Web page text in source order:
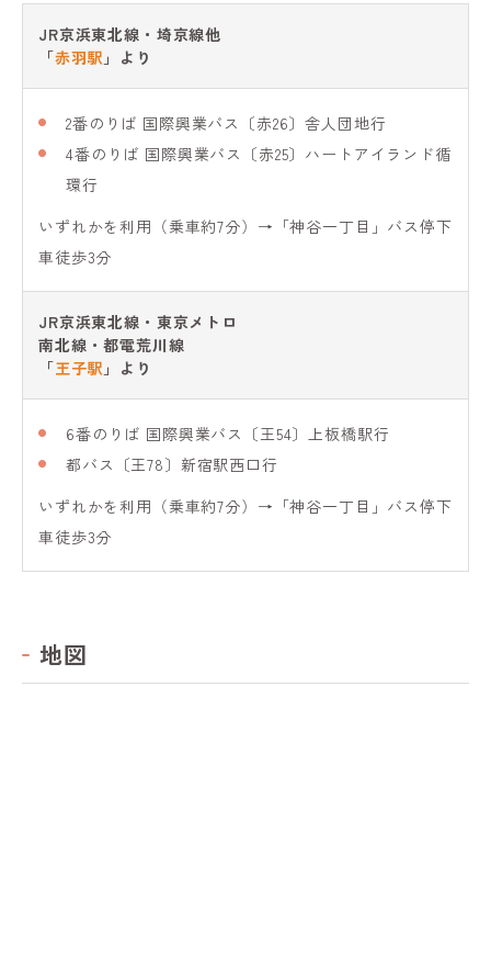
JR京浜東北線・埼京線他
「赤羽駅 」より
2番のりば 国際興業バス〔赤26〕舎人団地行
4番のりば 国際興業バス〔赤25〕ハートアイランド循
環行
いずれかを利用（乗車約7分）→「神谷一丁目」バス停下
車徒歩3分
JR京浜東北線・東京メトロ
南北線・都電荒川線
「王子駅 」より
6番のりば 国際興業バス〔王54〕上板橋駅行
都バス〔王78〕新宿駅西口行
いずれかを利用（乗車約7分）→「神谷一丁目」バス停下
車徒歩3分
地図